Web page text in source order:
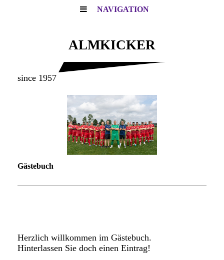
NAVIGATION
ALMKICKER
since 1957
Gästebuch
Herzlich willkommen im Gästebuch.
Hinterlassen Sie doch einen Eintrag!